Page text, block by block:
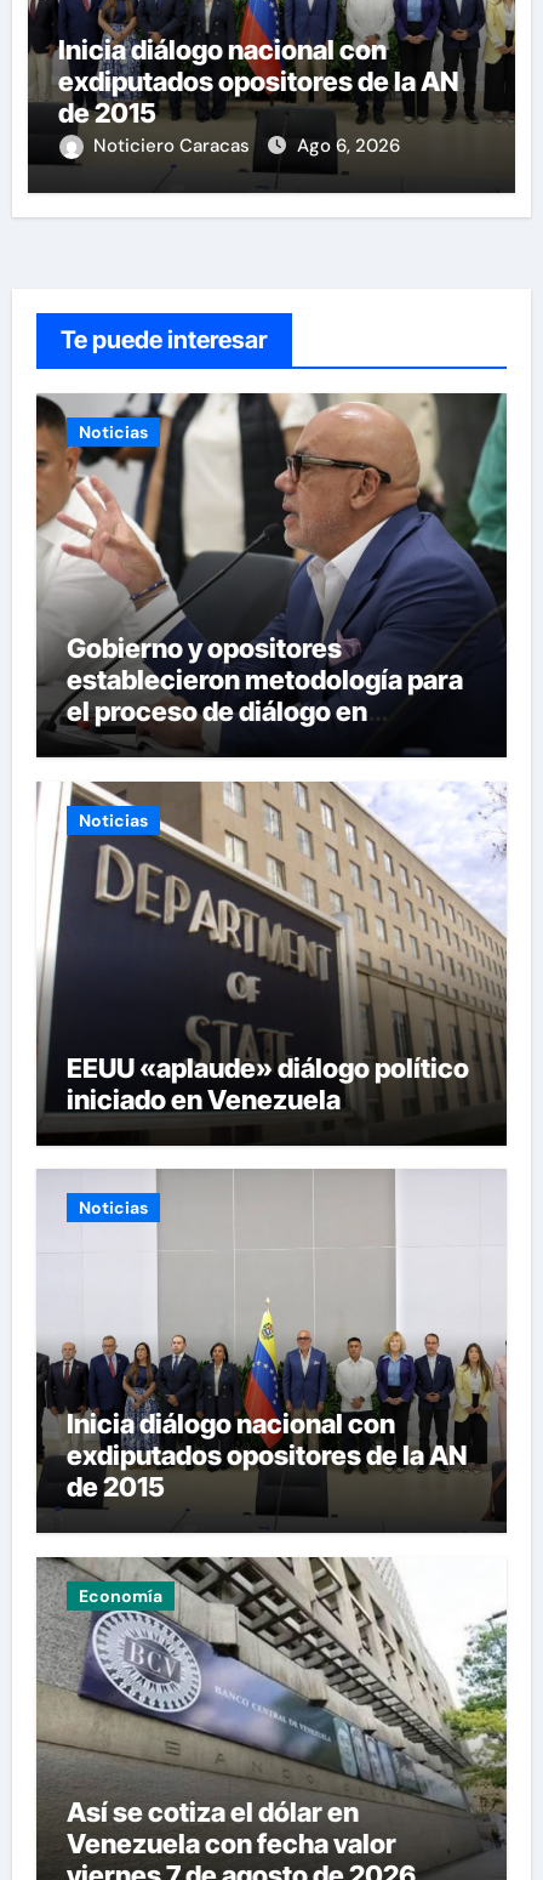
Inicia diálogo nacional con
exdiputados opositores de la AN
de 2015
Noticiero Caracas Ago 6, 2026
Te puede interesar
Noticias
Gobierno y opositores
establecieron metodología para
el proceso de diálogo en
Venezuela
Noticias
EEUU «aplaude» diálogo político
iniciado en Venezuela
Noticias
Inicia diálogo nacional con
exdiputados opositores de la AN
de 2015
Economía
Así se cotiza el dólar en
Venezuela con fecha valor